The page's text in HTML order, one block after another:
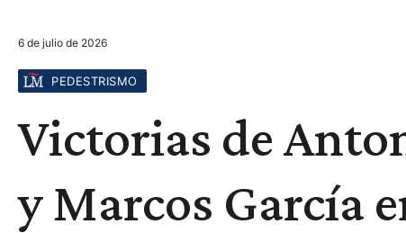
VIRALES ACCIDENTES
6 de julio de 2026
PEDESTRISMO
Victorias de
y Marcos García